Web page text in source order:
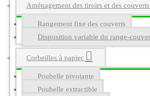
Aménagement des tiroirs et des couverts
Rangement fixe des couverts
Disposition variable du range-
Corbeilles à papier
Poubelle pivotante
Poubelle extractible